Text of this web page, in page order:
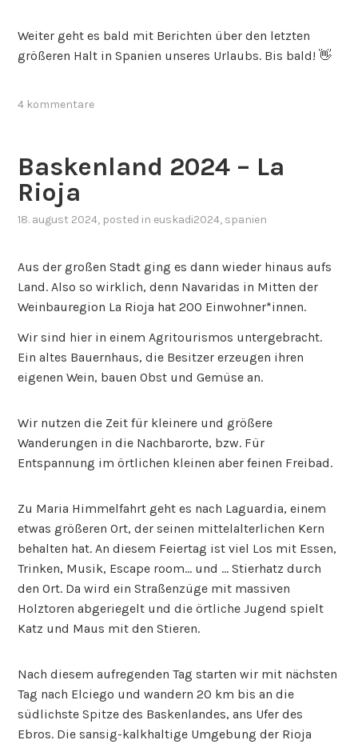
Weiter geht es bald mit Berichten über den letzten
größeren Halt in Spanien unseres Urlaubs. Bis bald! 👋
4 kommentare
Baskenland 2024 – La
Rioja
18. august 2024, posted in euskadi2024, spanien
Aus der großen Stadt ging es dann wieder hinaus aufs
Land. Also so wirklich, denn Navaridas in Mitten der
Weinbauregion La Rioja hat 200 Einwohner*innen.
Wir sind hier in einem Agritourismos untergebracht.
Ein altes Bauernhaus, die Besitzer erzeugen ihren
eigenen Wein, bauen Obst und Gemüse an.
Wir nutzen die Zeit für kleinere und größere
Wanderungen in die Nachbarorte, bzw. Für
Entspannung im örtlichen kleinen aber feinen Freibad.
Zu Maria Himmelfahrt geht es nach Laguardia, einem
etwas größeren Ort, der seinen mittelalterlichen Kern
behalten hat. An diesem Feiertag ist viel Los mit Essen,
Trinken, Musik, Escape room… und … Stierhatz durch
den Ort. Da wird ein Straßenzüge mit massiven
Holztoren abgeriegelt und die örtliche Jugend spielt
Katz und Maus mit den Stieren.
Nach diesem aufregenden Tag starten wir mit nächsten
Tag nach Elciego und wandern 20 km bis an die
südlichste Spitze des Baskenlandes, ans Ufer des
Ebros. Die sansig-kalkhaltige Umgebung der Rioja